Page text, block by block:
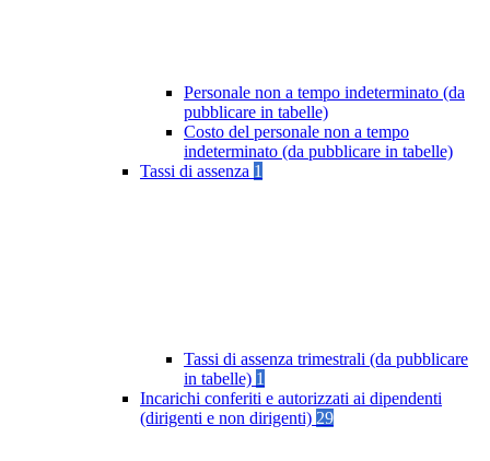
Personale non a tempo indeterminato (da
pubblicare in tabelle)
Costo del personale non a tempo
indeterminato (da pubblicare in tabelle)
Tassi di assenza 1
Tassi di assenza trimestrali (da pubblicare
in tabelle) 1
Incarichi conferiti e autorizzati ai dipendenti
(dirigenti e non dirigenti) 29